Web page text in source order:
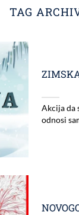
TAG
Akcija da
odnosi